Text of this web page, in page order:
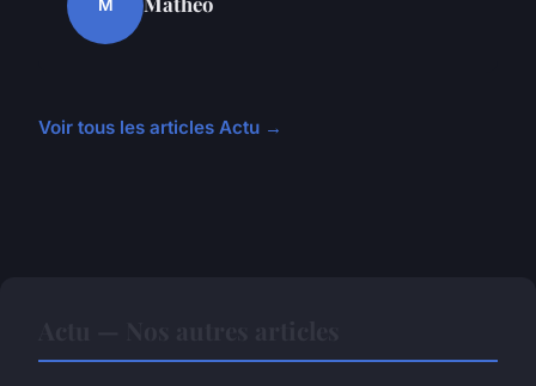
M
Voir tous les articles Actu →